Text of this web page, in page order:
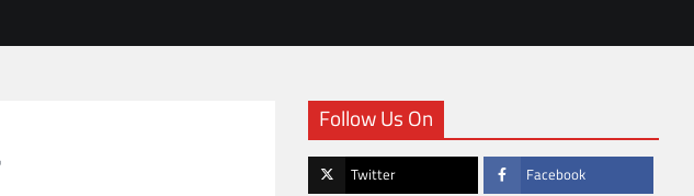
Follow Us On
Twitter Facebook